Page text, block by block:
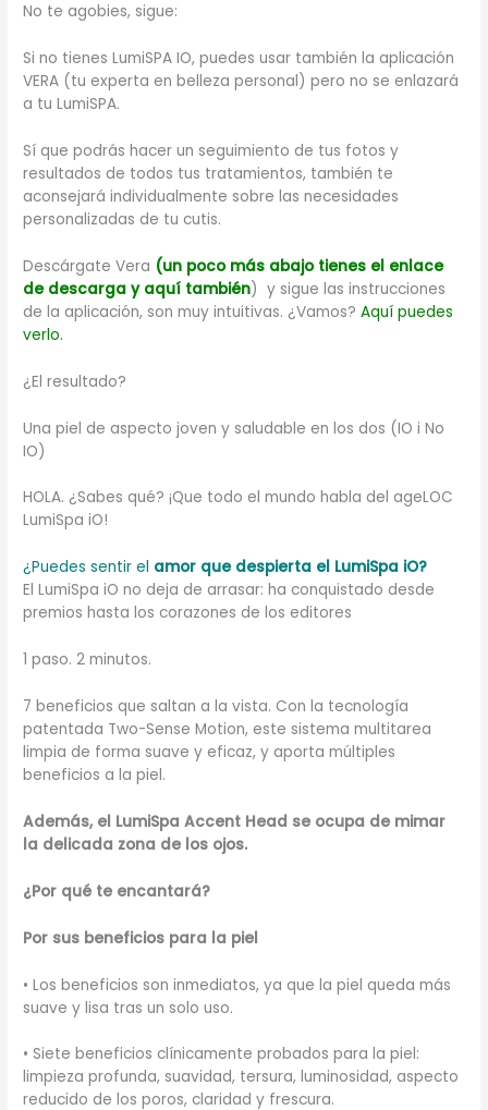
No te agobies, sigue:
Si no tienes LumiSPA IO, puedes usar también la aplicación
VERA (tu experta en belleza personal) pero no se enlazará
a tu LumiSPA.
Sí que podrás hacer un seguimiento de tus fotos y
resultados de todos tus tratamientos, también te
aconsejará individualmente sobre las necesidades
personalizadas de tu cutis.
Descárgate Vera (un poco más abajo tienes el enlace
de descarga y aquí también) y sigue las instrucciones
de la aplicación, son muy intuitivas. ¿Vamos?Aquí puedes
verlo.
¿El resultado?
Una piel de aspecto joven y saludable en los dos (IO i No
IO)
HOLA. ¿Sabes qué? ¡Que todo el mundo habla del ageLOC
LumiSpa iO!
¿Puedes sentir el amor que despierta el LumiSpa iO?
El LumiSpa iO no deja de arrasar: ha conquistado desde
premios hasta los corazones de los editores
1 paso. 2 minutos.
7 beneficios que saltan a la vista. Con la tecnología
patentada Two-Sense Motion, este sistema multitarea
limpia de forma suave y eficaz, y aporta múltiples
beneficios a la piel.
Además, el LumiSpa Accent Head se ocupa de mimar
la delicada zona de los ojos.
¿Por qué te encantará?
Por sus beneficios para la piel
• Los beneficios son inmediatos, ya que la piel queda más
suave y lisa tras un solo uso.
• Siete beneficios clínicamente probados para la piel:
limpieza profunda, suavidad, tersura, luminosidad, aspecto
reducido de los poros, claridad y frescura.